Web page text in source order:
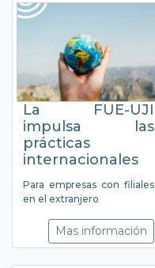
La FUE-UJI
impulsa las
prácticas
internacionales
Para empresas con filiales
en el extranjero
Mas información